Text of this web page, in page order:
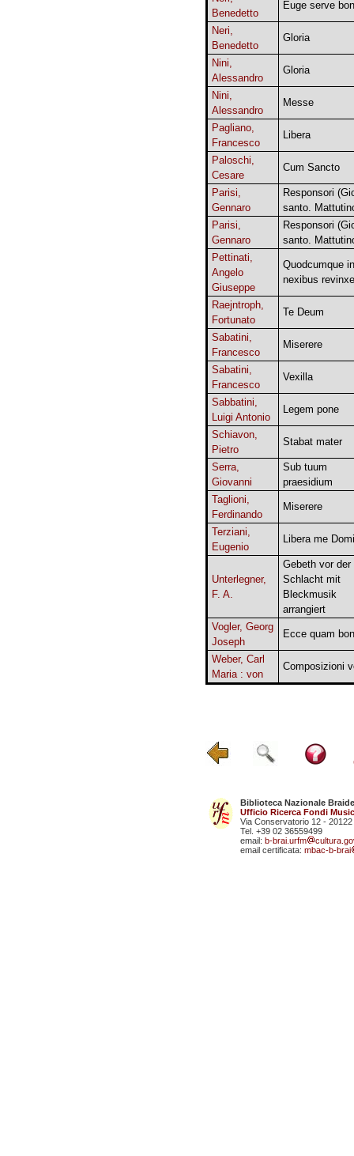
Benedetto
Euge serve
Neri,
Benedetto
Gloria
Nini,
Alessandro
Gloria
Nini,
Alessandro
Messe
Pagliano,
Francesco
Libera
Paloschi,
Cesare
Cum Sancto
Parisi,
Gennaro
Responsori
santo.
Parisi,
Gennaro
Responsori
santo.
Pettinati,
Angelo
Giuseppe
Quodcumque
nexibus
Raejntroph,
Fortunato
Te Deum
Sabatini,
Francesco
Miserere
Sabatini,
Francesco
Vexilla
Sabbatini,
Luigi Antonio
Legem pone
Schiavon,
Pietro
Stabat mater
Serra,
Giovanni
Sub tuum
praesidium
Taglioni,
Ferdinando
Miserere
Terziani,
Eugenio
Libera me
Unterlegner,
F. A.
Gebeth vor der
Schlacht mit
Bleckmusik
arrangiert
Vogler, Georg
Joseph
Ecce quam
Weber, Carl
Maria : von
Composizioni
Biblioteca Nazionale
Ufficio Ricerca Fondi
Via Conservatorio 12 - 20122
Tel. +39 02 36559499
email: b-brai.urfm
email certificata: mbac-b-brai